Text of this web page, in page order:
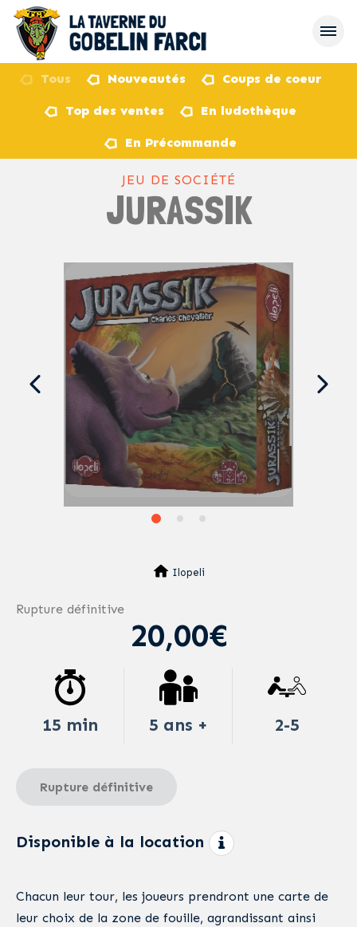
Tous Nouveautés Coups de coeur
Top des ventes En ludothèque
En Précommande
JEU DE SOCIÉTÉ
JURASSIK
Ilopeli
Rupture définitive
20,00€
15 min 5 ans + 2-5
Rupture définitive
Disponible à la location
Chacun leur tour, les joueurs prendront une carte de
leur choix de la zone de fouille, agrandissant ainsi